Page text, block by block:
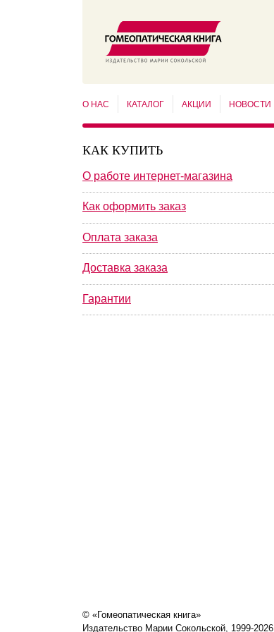
О НАС КАТАЛОГ АКЦИИ НОВОСТИ
КАК КУПИТЬ
О работе интернет-магазина
Как оформить заказ
Оплата заказа
Доставка заказа
Гарантии
© «Гомеопатическая книга»
Издательство Марии Сокольской, 1999-2026